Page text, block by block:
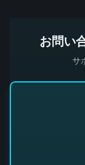
お問い
サ